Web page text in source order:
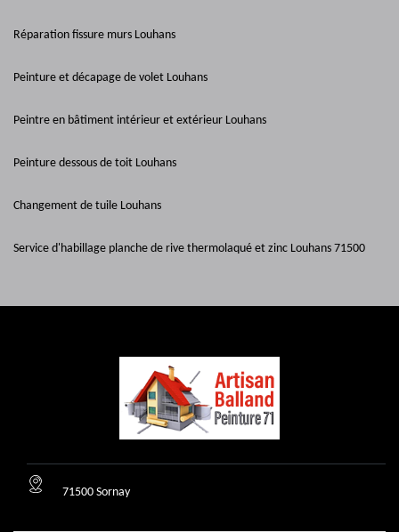
Réparation fissure murs Louhans
Peinture et décapage de volet Louhans
Peintre en bâtiment intérieur et extérieur Louhans
Peinture dessous de toit Louhans
Changement de tuile Louhans
Service d'habillage planche de rive thermolaqué et zinc Louhans 71500
71500 Sornay